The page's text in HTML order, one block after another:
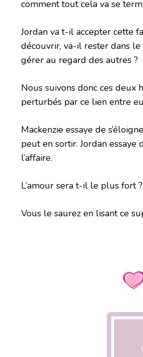
comment tout cela va se
Jordan va t-il accepter cette
découvrir, va-il rester dans le
gérer au regard des autres ?
Nous suivons donc ces
perturbés par ce lien entre
Mackenzie essaye de
peut en sortir. Jordan
l’affaire.
L’amour sera t-il le plus fort ?
Vous le saurez en lisant ce